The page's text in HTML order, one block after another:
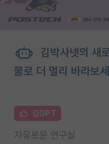
김박사넷의 새
물로 더 멀리 바라보
김GPT
자유로운 연구실